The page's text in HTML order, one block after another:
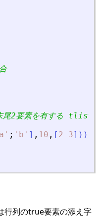
2要素を有する tlist
a ' ; ' b ' ] , 10 , [ 2 3] ) )
行列のtrue要素の添え字